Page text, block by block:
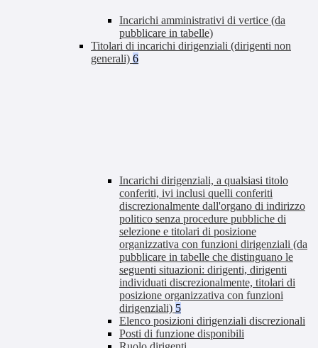
Incarichi amministrativi di vertice (da
pubblicare in tabelle)
Titolari di incarichi dirigenziali (dirigenti non
generali) 6
Incarichi dirigenziali, a qualsiasi titolo
conferiti, ivi inclusi quelli conferiti
discrezionalmente dall'organo di indirizzo
politico senza procedure pubbliche di
selezione e titolari di posizione
organizzativa con funzioni dirigenziali (da
pubblicare in tabelle che distinguano le
seguenti situazioni: dirigenti, dirigenti
individuati discrezionalmente, titolari di
posizione organizzativa con funzioni
dirigenziali) 5
Elenco posizioni dirigenziali discrezionali
Posti di funzione disponibili